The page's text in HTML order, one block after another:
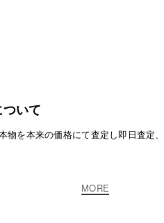
いて
物を本来の価格にて査定し即日査定
MORE